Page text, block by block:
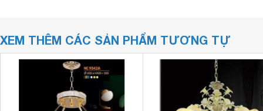
XEM THÊM CÁC SẢN PHẨM TƯƠNG TỰ